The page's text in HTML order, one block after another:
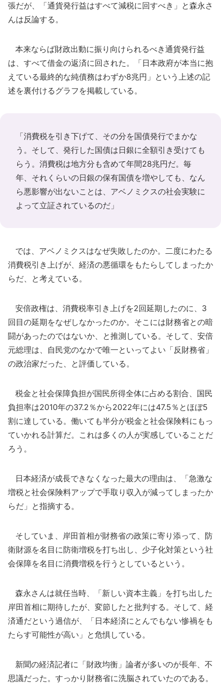
張だが、「通貨発行益はすべて減税に回すべき」と森永さ
んは反論する。
本来ならば財政出動に振り向けられるべき通貨発行益
は、すべて借金の返済に回された。「日本政府が本当に抱
えている最終的な純債務はわずか8兆円」という上述の記
述を裏付けるグラフを掲載している。
「消費税を引き下げて、その分を国債発行でまかな
う。そして、発行した国債は日銀に全額引き受けても
らう。消費税は地方分も含めて年間28兆円だ。毎
年、それくらいの日銀の保有国債を増やしても、なん
ら悪影響が出ないことは、アベノミクスの社会実験に
よって立証されているのだ」
では、アベノミクスはなぜ失敗したのか。二度にわたる
消費税引き上げが、経済の悪循環をもたらしてしまったか
らだ、と考えている。
安倍政権は、消費税率引き上げを2回延期したのに、3
回目の延期をなぜしなかったのか。そこには財務省との暗
闘があったのではないか、と推測している。そして、安倍
元総理は、自民党のなかで唯一といってよい「反財務省」
の政治家だった、と評価している。
税金と社会保障負担が国民所得全体に占める割合、国民
負担率は2010年の37.2％から2022年には47.5％とほぼ5
割に達している。働いても半分が税金と社会保険料にもっ
ていかれる計算だ。これは多くの人が実感していることだ
ろう。
日本経済が成長できなくなった最大の理由は、「急激な
増税と社会保険料アップで手取り収入が減ってしまったか
らだ」と指摘する。
そしていま、岸田首相が財務省の政策に寄り添って、防
衛財源を名目に防衛増税を打ち出し、少子化対策という社
会保障を名目に消費増税を行うとしているという。
森永さんは就任当時、「新しい資本主義」を打ち出した
岸田首相に期待したが、変節したと批判する。そして、経
済通だという過信が、「日本経済にとんでもない惨禍をも
たらす可能性が高い」と危惧している。
新聞の経済記者に「財政均衡」論者が多いのが長年、不
思議だった。すっかり財務省に洗脳されていたのである。